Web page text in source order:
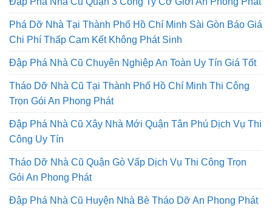
Đập Phá Nhà Cũ Quận 3 Công Ty Cơ Giới An Phong Phát
Phá Dỡ Nhà Tại Thành Phố Hồ Chí Minh Sài Gòn Báo Giá
Chi Phí Thấp Cam Kết Không Phát Sinh
Đập Phá Nhà Cũ Chuyên Nghiệp An Toàn Uy Tín Giá Tốt
Tháo Dỡ Nhà Cũ Tại Thành Phố Hồ Chí Minh Thi Công
Trọn Gói An Phong Phát
Đập Phá Nhà Cũ Xây Nhà Mới Quận Tân Phú Dịch Vụ Thi
Công Uy Tín
Tháo Dỡ Nhà Cũ Quận Gò Vấp Dịch Vụ Thi Công Trọn
Gói An Phong Phát
Đập Phá Nhà Cũ Huyện Nhà Bè Tháo Dỡ An Phong Phát